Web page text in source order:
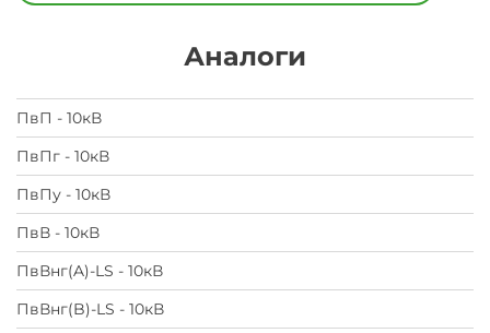
Аналоги
ПвП - 10кВ
ПвПг - 10кВ
ПвПу - 10кВ
ПвВ - 10кВ
ПвВнг(A)-LS - 10кВ
ПвВнг(B)-LS - 10кВ